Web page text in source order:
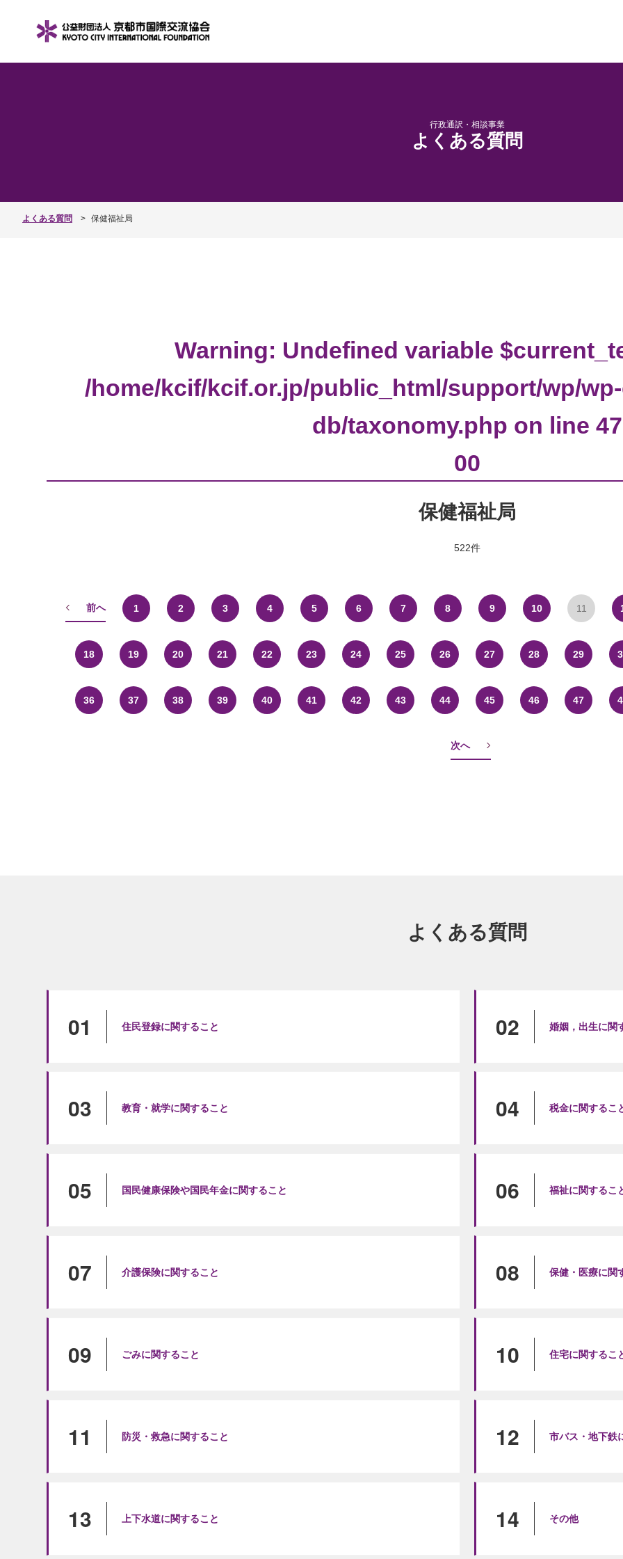
行政通訳・相談事業
よくある質問
よくある質問 保健福祉局
Warning: Undefined variable
/home/kcif/kcif.or.jp/public_html/support/wp/
db/taxonomy.php on line 47
00
保健福祉局
522件
前へ 1 2 3 4 5 6 7 8 9 10 11
18 19 20 21 22 23 24 25 26 27 28 29
36 37 38 39 40 41 42 43 44 45 46 47
次へ
よくある質問
01 住民登録に関すること 02 婚姻，出生に関
03 教育・就学に関すること 04 税金に関するこ
05 国民健康保険や国民年金に関すること 06 福祉に関するこ
07 介護保険に関すること 08 保健・医療に関
09 ごみに関すること 10 住宅に関するこ
11 防災・救急に関すること 12 市バス・地下鉄
13 上下水道に関すること 14 その他